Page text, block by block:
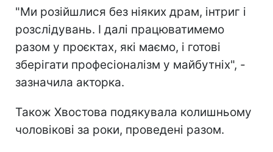
"Ми розійшлися без ніяких драм, інтриг і
розслідувань. І далі працюватимемо
разом у проєктах, які маємо, і готові
зберігати професіоналізм у майбутніх", -
зазначила акторка.
Також Хвостова подякувала колишньому
чоловікові за роки, проведені разом.